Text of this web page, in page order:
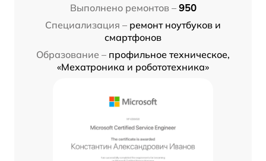
Выполнено ремонтов – 950
Специализация – ремонт ноутбуков и
смартфонов
Образование – профильное техническое,
«Мехатроника и робототехника»